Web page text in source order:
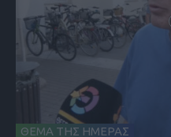
ΘΕΜΑ ΤΗΣ ΗΜΕΡΑΣ